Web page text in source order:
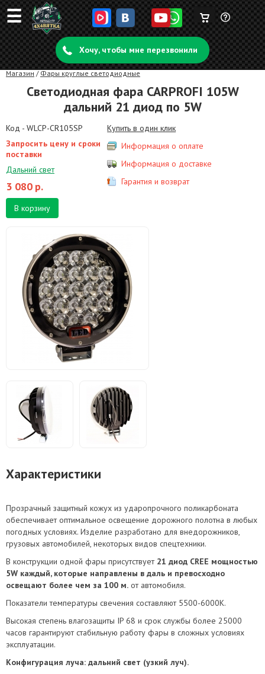
☰ Задать
вопрос
Корзина
пуста
Хочу, чтобы мне перезвонили
Магазин / Фары круглые светодиодные
Светодиодная фара CARPROFI 105W
дальний 21 диод по 5W
Код - WLCP-CR105SP
Запросить цену и сроки
поставки
Дальний свет
3 080 р.
В корзину
Купить в один клик
Информация о оплате
Информация о доставке
Гарантия и возврат
Характеристики
Прозрачный защитный кожух из ударопрочного поликарбоната
обеспечивает оптимальное освещение дорожного полотна в любых
погодных условиях. Изделие разработано для внедорожников,
грузовых автомобилей, некоторых видов спецтехники.
В конструкции одной фары присутствует 21 диод CREE мощностью
5W каждый, которые направлены в даль и превосходно
освещают более чем за 100 м. от автомобиля.
Показатели температуры свечения составляют 5500-6000K.
Высокая степень влагозащиты IP 68 и срок службы более 25000
часов гарантируют стабильную работу фары в сложных условиях
эксплуатации.
Конфигурация луча: дальний свет (узкий луч).